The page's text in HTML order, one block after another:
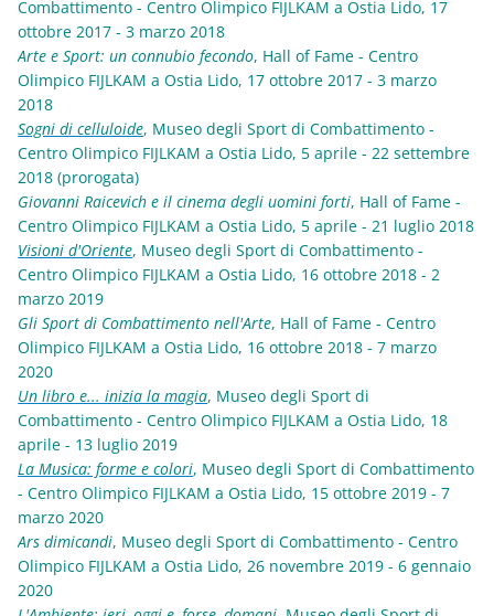
Combattimento - Centro Olimpico FIJLKAM a Ostia Lido, 17
ottobre 2017 - 3 marzo 2018
Arte e Sport: un connubio fecondo, Hall of Fame - Centro
Olimpico FIJLKAM a Ostia Lido, 17 ottobre 2017 - 3 marzo
2018
Sogni di celluloide, Museo degli Sport di Combattimento -
Centro Olimpico FIJLKAM a Ostia Lido, 5 aprile - 22 settembre
2018 (prorogata)
Giovanni Raicevich e il cinema degli uomini forti, Hall of Fame -
Centro Olimpico FIJLKAM a Ostia Lido, 5 aprile - 21 luglio 2018
Visioni d'Oriente, Museo degli Sport di Combattimento -
Centro Olimpico FIJLKAM a Ostia Lido, 16 ottobre 2018 - 2
marzo 2019
Gli Sport di Combattimento nell'Arte, Hall of Fame - Centro
Olimpico FIJLKAM a Ostia Lido, 16 ottobre 2018 - 7 marzo
2020
Un libro e... inizia la magia, Museo degli Sport di
Combattimento - Centro Olimpico FIJLKAM a Ostia Lido, 18
aprile - 13 luglio 2019
La Musica: forme e colori, Museo degli Sport di Combattimento
- Centro Olimpico FIJLKAM a Ostia Lido, 15 ottobre 2019 - 7
marzo 2020
Ars dimicandi, Museo degli Sport di Combattimento - Centro
Olimpico FIJLKAM a Ostia Lido, 26 novembre 2019 - 6 gennaio
2020